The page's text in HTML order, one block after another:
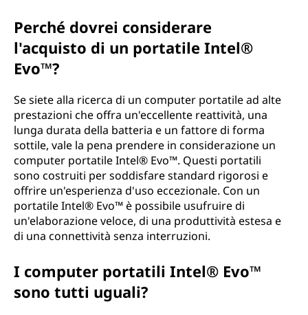
Perché dovrei considerare
l'acquisto di un portatile Intel®
Evo™?
Se siete alla ricerca di un computer portatile ad alte
prestazioni che offra un'eccellente reattività, una
lunga durata della batteria e un fattore di forma
sottile, vale la pena prendere in considerazione un
computer portatile Intel® Evo™. Questi portatili
sono costruiti per soddisfare standard rigorosi e
offrire un'esperienza d'uso eccezionale. Con un
portatile Intel® Evo™ è possibile usufruire di
un'elaborazione veloce, di una produttività estesa e
di una connettività senza interruzioni.
I computer portatili Intel® Evo™
sono tutti uguali?